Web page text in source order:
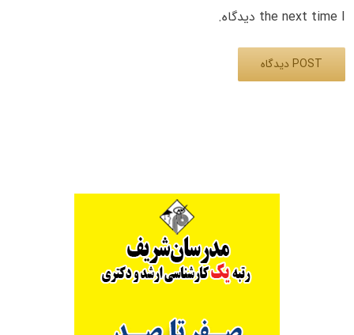
the next time I دیدگاه.